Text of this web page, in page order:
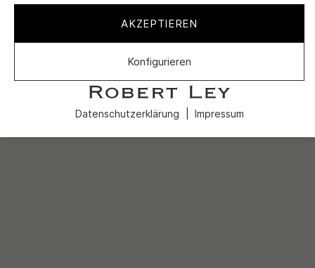
AKZEPTIEREN
Konfigurieren
Datenschutzerklärung Impressum